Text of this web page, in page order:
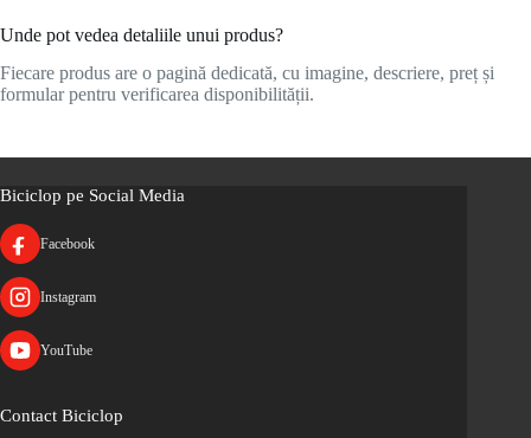
Unde pot vedea detaliile unui produs?
Fiecare produs are o pagină dedicată, cu imagine, descriere, preț și
formular pentru verificarea disponibilității.
Biciclop pe Social Media
Facebook
Instagram
YouTube
Contact Biciclop